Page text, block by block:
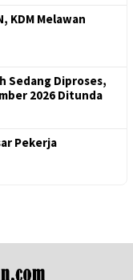
KDM Melawan
Sedang Diproses,
2026 Ditunda
Pekerja